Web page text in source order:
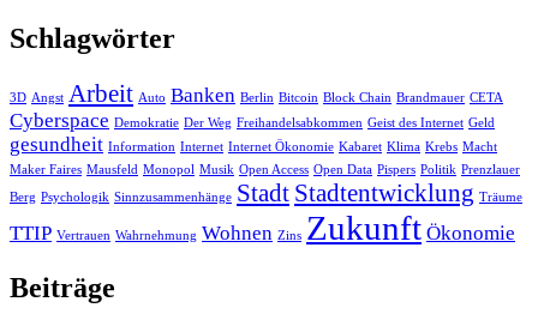
Schlagwörter
3D Angst Arbeit Auto Banken Berlin Bitcoin Block Chain Brandmauer CETA
Cyberspace Demokratie Der Weg Freihandelsabkommen Geist des Internet Geld
gesundheit Information Internet Internet Ökonomie Kabaret Klima Krebs Macht
Maker Faires Mausfeld Monopol Musik Open Access Open Data Pispers Politik Prenzlauer
Berg Psychologik Sinnzusammenhänge Stadt Stadtentwicklung Träume
TTIP Vertrauen Wahrnehmung Wohnen Zins Zukunft Ökonomie
Beiträge